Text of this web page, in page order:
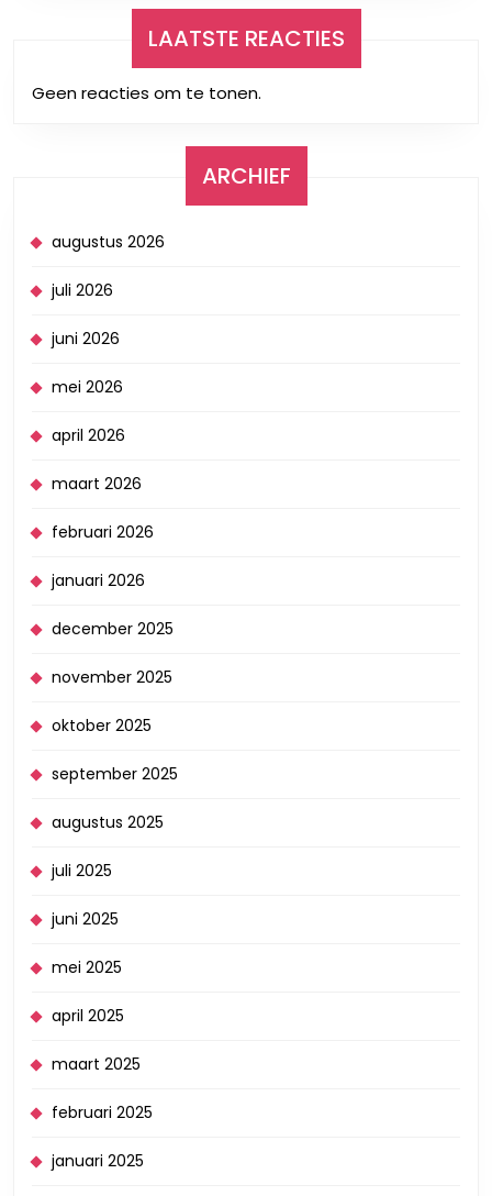
LAATSTE REACTIES
Geen reacties om te tonen.
ARCHIEF
augustus 2026
juli 2026
juni 2026
mei 2026
april 2026
maart 2026
februari 2026
januari 2026
december 2025
november 2025
oktober 2025
september 2025
augustus 2025
juli 2025
juni 2025
mei 2025
april 2025
maart 2025
februari 2025
januari 2025